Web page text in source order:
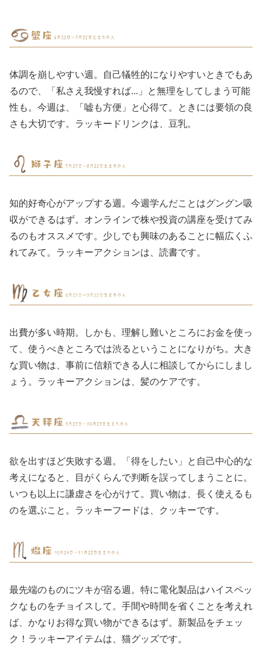
体調を崩しやすい週。自己犠牲的になりやすいときでもあ
るので、「私さえ我慢すれば...」と無理をしてしまう可能
性も。今週は、「嘘も方便」と心得て。ときには要領の良
さも大切です。ラッキードリンクは、豆乳。
知的好奇心がアップする週。今週学んだことはグングン吸
収ができるはず。オンラインで株や投資の講座を受けてみ
るのもオススメです。少しでも興味のあることに幅広くふ
れてみて。ラッキーアクションは、読書です。
出費が多い時期。しかも、理解し難いところにお金を使っ
て、使うべきところでは渋るということになりがち。大き
な買い物は、事前に信頼できる人に相談してからにしまし
ょう。ラッキーアクションは、髪のケアです。
欲を出すほど失敗する週。「得をしたい」と自己中心的な
考えになると、目がくらんで判断を誤ってしまうことに。
いつも以上に謙虚さを心がけて。買い物は、長く使えるも
のを選ぶこと。ラッキーフードは、クッキーです。
最先端のものにツキが宿る週。特に電化製品はハイスペッ
クなものをチョイスして。手間や時間を省くことを考えれ
ば、かなりお得な買い物ができるはず。新製品をチェッ
ク！ラッキーアイテムは、猫グッズです。